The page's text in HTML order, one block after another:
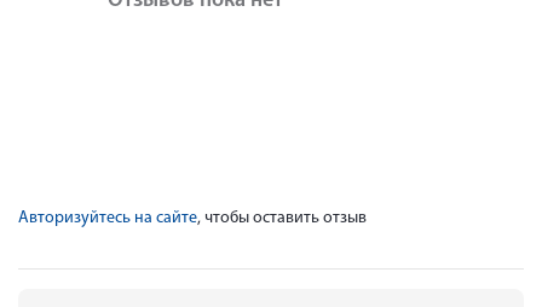
Авторизуйтесь на сайте, чтобы оставить отзыв